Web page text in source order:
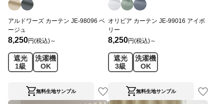
アルドワーズ カーテン JE-98096 ベ
ージュ
8,250円(税込)～
遮光
1級
洗濯機
OK
無料生地サンプル
オリビア カーテン JE-99016 アイボ
リー
8,250円(税込)～
遮光
3級
洗濯機
OK
無料生地サンプル